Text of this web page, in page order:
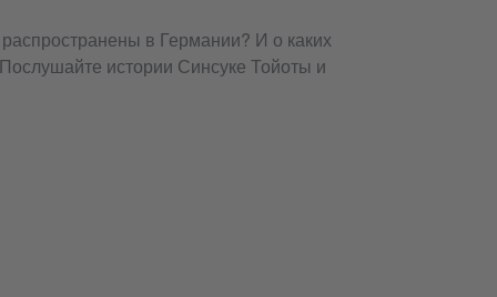
в Германии? И о каких
истории Синсуке Тойоты и